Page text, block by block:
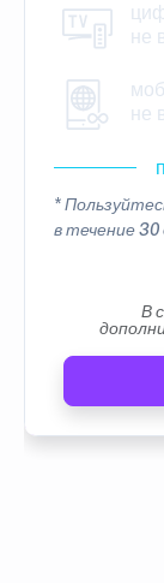
не
не
*
в течение
В